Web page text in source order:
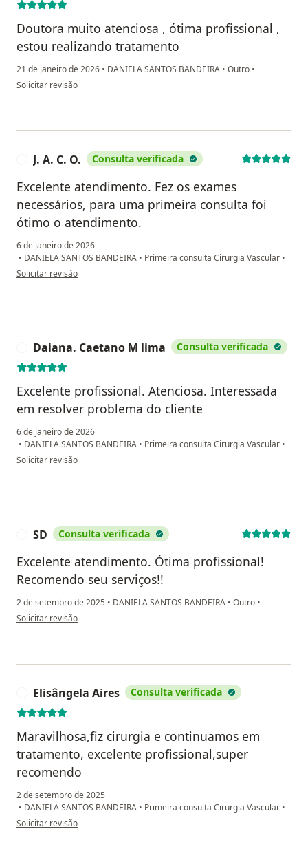
Doutora muito atenciosa , ótima profissional ,
estou realizando tratamento
21 de janeiro de 2026 • DANIELA SANTOS BANDEIRA • Outro •
na opinião do utilizador Maria Oraci de Avila
Solicitar revisão
J. A. C. O. Consulta verificada
Excelente atendimento. Fez os exames
necessários, para uma primeira consulta foi
ótimo o atendimento.
6 de janeiro de 2026
• DANIELA SANTOS BANDEIRA • Primeira consulta Cirurgia Vascular •
na opinião do utilizador J. A. C. O.
Solicitar revisão
Daiana. Caetano M lima Consulta verificada
Excelente profissional. Atenciosa. Interessada
em resolver problema do cliente
6 de janeiro de 2026
• DANIELA SANTOS BANDEIRA • Primeira consulta Cirurgia Vascular •
na opinião do utilizador Daiana. Caetano M lima
Solicitar revisão
SD Consulta verificada
Excelente atendimento. Ótima profissional!
Recomendo seu serviços!!
2 de setembro de 2025 • DANIELA SANTOS BANDEIRA • Outro •
na opinião do utilizador SD
Solicitar revisão
Elisângela Aires Consulta verificada
Maravilhosa,fiz cirurgia e continuamos em
tratamento, excelente profissional,super
recomendo
2 de setembro de 2025
• DANIELA SANTOS BANDEIRA • Primeira consulta Cirurgia Vascular •
na opinião do utilizador Elisângela Aires
Solicitar revisão